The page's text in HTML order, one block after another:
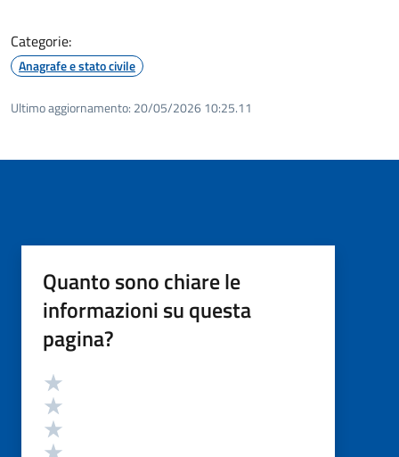
Categorie:
Anagrafe e stato civile
Ultimo aggiornamento: 20/05/2026 10:25.11
Quanto sono chiare le
informazioni su questa
pagina?
Valutazione